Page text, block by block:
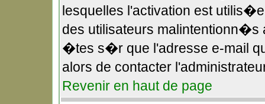
lesquelles l'activation est
des utilisateurs malintentionn�s
�tes s�r que l'adresse e-mail
alors de contacter
Revenir en haut de page